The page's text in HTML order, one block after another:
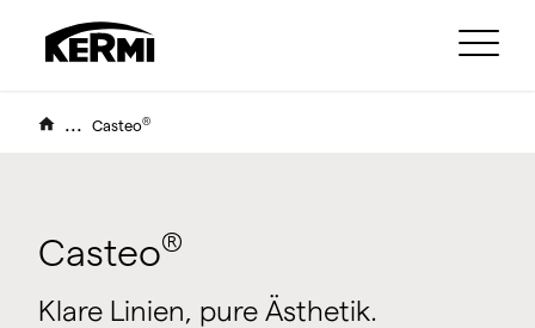
... Casteo®
Casteo®
Klare Linien, pure Ästhetik.